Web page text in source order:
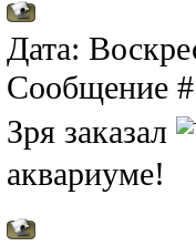
Дата:
Сообщение
Зря заказал
аквариуме!